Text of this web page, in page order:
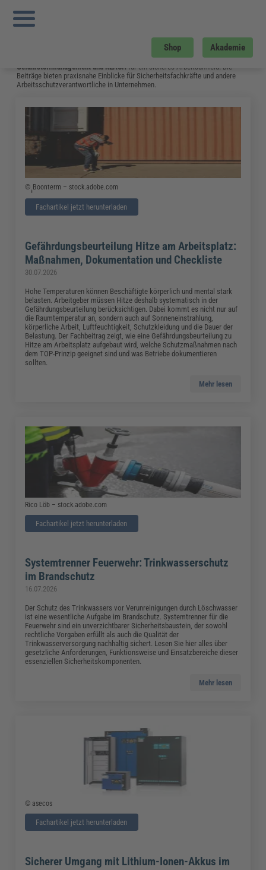
Shop Akademie
Sie sind hier:
Hier gibt es aktuelles Fachwissen zu Themen wieArbeitssicherheit,
im Betrieb. Hinzu kommen Inhalte zu
GefahrstoffmanagementundREACH für ein sicheres Arbeitsumfeld. Die
Beiträge bieten praxisnahe Einblicke für Sicherheitsfachkräfte und andere
Arbeitsschutzverantwortliche in Unternehmen.
© ฺฺฺBoonterm – stock.adobe.com
Fachartikel jetzt herunterladen
Gefährdungsbeurteilung Hitze am Arbeitsplatz:
Maßnahmen, Dokumentation und Checkliste
30.07.2026
Hohe Temperaturen können Beschäftigte körperlich und mental stark
belasten. Arbeitgeber müssen Hitze deshalb systematisch in der
Gefährdungsbeurteilung berücksichtigen. Dabei kommt es nicht nur auf
die Raumtemperatur an, sondern auch auf Sonneneinstrahlung,
körperliche Arbeit, Luftfeuchtigkeit, Schutzkleidung und die Dauer der
Belastung. Der Fachbeitrag zeigt, wie eine Gefährdungsbeurteilung zu
Hitze am Arbeitsplatz aufgebaut wird, welche Schutzmaßnahmen nach
dem TOP-Prinzip geeignet sind und was Betriebe dokumentieren
sollten.
Mehr lesen
Rico Löb – stock.adobe.com
Fachartikel jetzt herunterladen
Systemtrenner Feuerwehr: Trinkwasserschutz
im Brandschutz
16.07.2026
Der Schutz des Trinkwassers vor Verunreinigungen durch Löschwasser
ist eine wesentliche Aufgabe im Brandschutz. Systemtrenner für die
Feuerwehr sind ein unverzichtbarer Sicherheitsbaustein, der sowohl
rechtliche Vorgaben erfüllt als auch die Qualität der
Trinkwasserversorgung nachhaltig sichert. Lesen Sie hier alles über
gesetzliche Anforderungen, Funktionsweise und Einsatzbereiche dieser
essenziellen Sicherheitskomponenten.
Mehr lesen
© asecos
Fachartikel jetzt herunterladen
Sicherer Umgang mit Lithium-Ionen-Akkus im